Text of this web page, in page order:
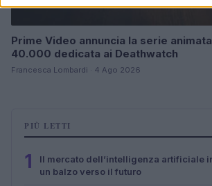
Prime Video annuncia la serie
40.000 dedicata ai Deathwatch
Francesca Lombardi · 4 Ago 2026
PIÙ LETTI
1
Il mercato dell’intelligenza artificiale
un balzo verso il futuro